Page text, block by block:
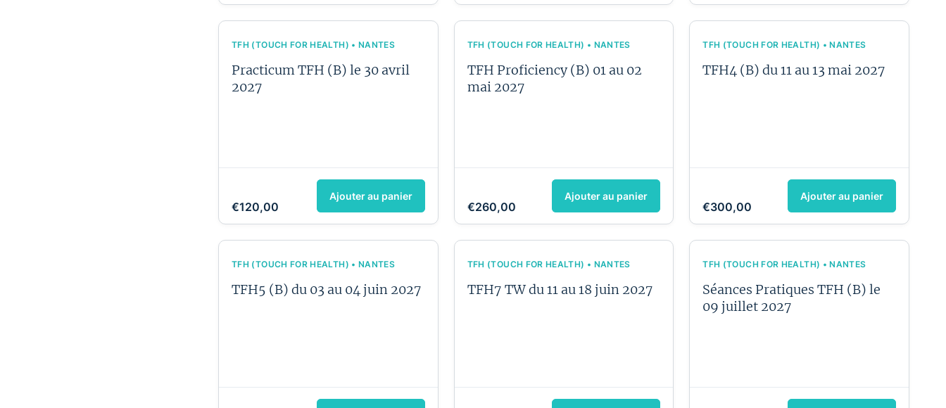
TFH (TOUCH FOR HEALTH) • NANTES
Practicum TFH (B) le 30 avril
2027
€120,00
Ajouter au panier
TFH (TOUCH FOR HEALTH) • NANTES
TFH Proficiency (B) 01 au 02
mai 2027
€260,00
Ajouter au panier
TFH (TOUCH FOR HEALTH) • NANTES
TFH4 (B) du 11 au 13 mai 2027
€300,00
Ajouter au panier
TFH (TOUCH FOR HEALTH) • NANTES
TFH5 (B) du 03 au 04 juin 2027
TFH (TOUCH FOR HEALTH) • NANTES
TFH7 TW du 11 au 18 juin 2027
TFH (TOUCH FOR HEALTH) • NANTES
Séances Pratiques TFH (B) le
09 juillet 2027